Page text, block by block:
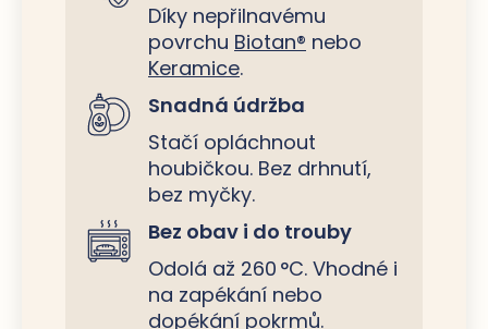
Díky nepřilnavému
povrchu Biotan® nebo
Keramice.
Snadná údržba
Stačí opláchnout
houbičkou. Bez drhnutí,
bez myčky.
Bez obav i do trouby
Odolá až 260 °C. Vhodné i
na zapékání nebo
dopékání pokrmů.